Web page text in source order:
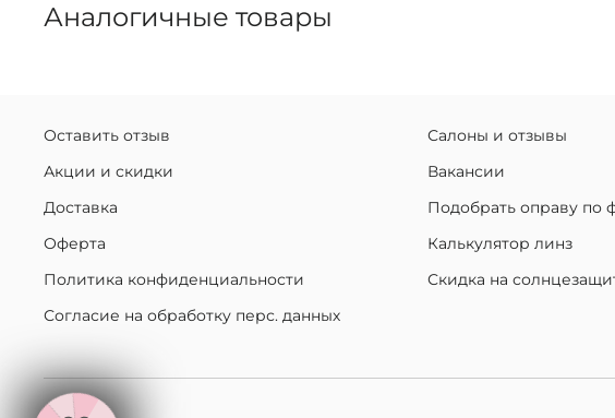
Аналогичные товары
Оставить отзыв
Акции и скидки
Доставка
Оферта
Политика конфиденциальности
Согласие на обработку перс. данных
Салоны и отзывы
Вакансии
Подобрать оправу по
Калькулятор линз
Скидка на